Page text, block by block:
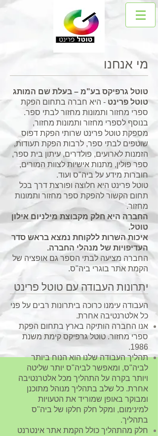
טוטל גרפיקס בע"מ – בעלת שם המותג
טוטל פרינט - היא חברה בתחום הפקת
ספרי מחזור ותמונות מחזור לבתי ספר.
בנוסף לספרי מחזור ותמונות מחזור,
מספקת טוטל פרינט שרותי הפקת דפוס
שוטפים לבתי ספר, לרבות הפקת תעודות,
הזמנות לארועים, פולדרים, עיתון בית ספר,
ספר פולין, מתנות אישיות לצוות המורים,
חוברות מידע על ביה"ס ועוד.
טוטל פרינט היא חלוצה ופורצת דרך בכל
תחום הקשור להפקת ספר מחזור ותמונות
מחזור.
החברה היא חלק מקבוצת מילניום אילון
טוטל.
איכות השרות ללקוחת נמצא בראש סדר
העדיפויות של מנהלי החברה.
החברה מציעה לבתי הספר גם אופציה של
הקמת אתר בוגרי ביה"ס.
מי אנחנו
יתרונות העבודה עם טוטל פרינט
העבודה עימנו כרוכה ביתרונות רבים על פני
כל אלטרנטיבה אחרת.
אנו החברה הותיקה בארץ בתחום הפקת
ספרי מחזור. טוטל גרפיקס קימת משנת
1986.
תהליך העבודה שלנו הוא הנוח ביותר
לביה"ס, ומאפשר לביה"ס יותר שליטה
ויותר בקרה על התהליך מכל אלטרנטיבה
אחרת. כל שלב בתהליך מנוהל מתוכנן
ומבוקר באופן שמוריד את הטעויות
למינימום, ומקל חלק חלקו של ביה"ס
בתהליך.
חלק מהתהליך כולל הקמת אתר אינטרנט